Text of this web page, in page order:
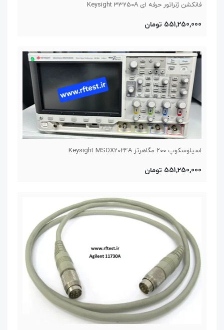
فانکشن ژنراتور حرفه ای Keysight 33250A
551,250,000 تومان
اسیلوسکوپ ۲۰۰ مگاهرتز Keysight MSOX2024A
551,250,000 تومان